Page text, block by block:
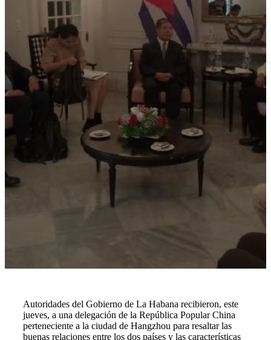
Autoridades del Gobierno de La Habana recibieron, este
jueves, a una delegación de la República Popular China
perteneciente a la ciudad de Hangzhou para resaltar las
buenas relaciones entre los dos países y las características